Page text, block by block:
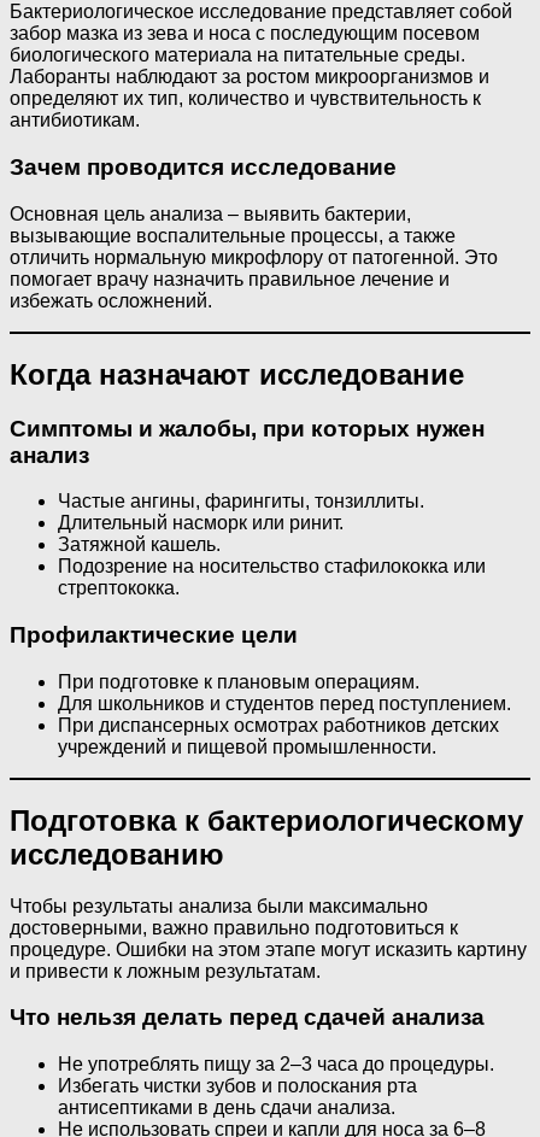
Бактериологическое исследование представляет собой
забор мазка из зева и носа с последующим посевом
биологического материала на питательные среды.
Лаборанты наблюдают за ростом микроорганизмов и
определяют их тип, количество и чувствительность к
антибиотикам.
Зачем проводится исследование
Основная цель анализа – выявить бактерии,
вызывающие воспалительные процессы, а также
отличить нормальную микрофлору от патогенной. Это
помогает врачу назначить правильное лечение и
избежать осложнений.
Когда назначают исследование
Симптомы и жалобы, при которых нужен
анализ
Частые ангины, фарингиты, тонзиллиты.
Длительный насморк или ринит.
Затяжной кашель.
Подозрение на носительство стафилококка или
стрептококка.
Профилактические цели
При подготовке к плановым операциям.
Для школьников и студентов перед поступлением.
При диспансерных осмотрах работников детских
учреждений и пищевой промышленности.
Подготовка к бактериологическому
исследованию
Чтобы результаты анализа были максимально
достоверными, важно правильно подготовиться к
процедуре. Ошибки на этом этапе могут исказить картину
и привести к ложным результатам.
Что нельзя делать перед сдачей анализа
Не употреблять пищу за 2–3 часа до процедуры.
Избегать чистки зубов и полоскания рта
антисептиками в день сдачи анализа.
Не использовать спреи и капли для носа за 6–8